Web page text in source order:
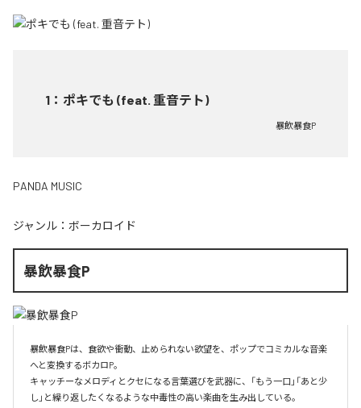
1 ： ポキでも (feat. 重音テト)
暴飲暴食P
PANDA MUSIC
ジャンル： ボーカロイド
暴飲暴食P
暴飲暴食Pは、食欲や衝動、止められない欲望を、ポップでコミカルな音楽
へと変換するボカロP。
キャッチーなメロディとクセになる言葉選びを武器に、「もう一口」「あと少
し」と繰り返したくなるような中毒性の高い楽曲を生み出している。